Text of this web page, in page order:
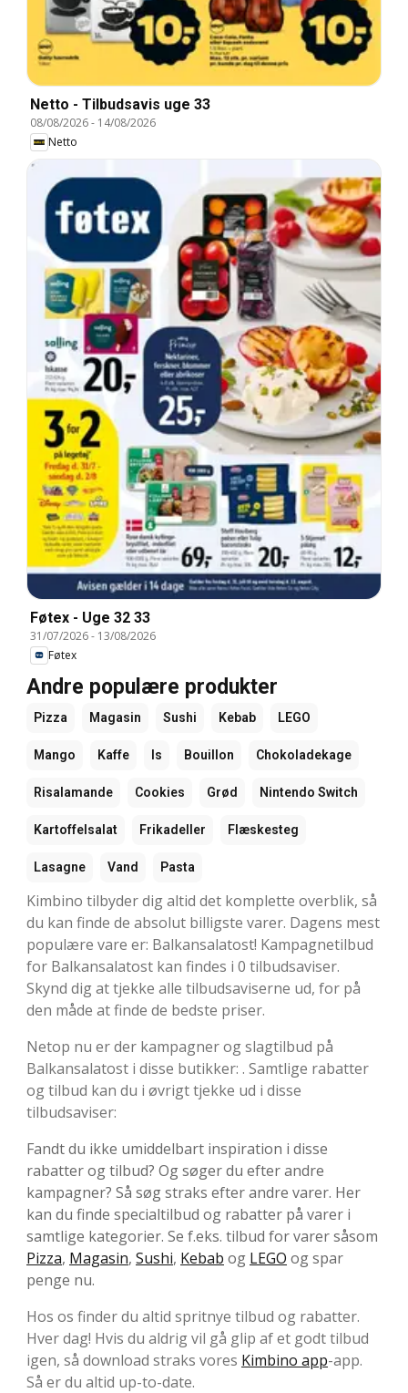
Netto - Tilbudsavis uge 33
08/08/2026- 14/08/2026
Netto
Føtex - Uge 32 33
31/07/2026- 13/08/2026
Føtex
Andre populære produkter
Pizza Magasin Sushi Kebab LEGO
Mango Kaffe Is Bouillon Chokoladekage
Risalamande Cookies Grød Nintendo Switch
Kartoffelsalat Frikadeller Flæskesteg
Lasagne Vand Pasta
Kimbino tilbyder dig altid det komplette overblik, så
du kan finde de absolut billigste varer. Dagens mest
populære vare er: Balkansalatost! Kampagnetilbud
for Balkansalatost kan findes i 0 tilbudsaviser.
Skynd dig at tjekke alle tilbudsaviserne ud, for på
den måde at finde de bedste priser.
Netop nu er der kampagner og slagtilbud på
Balkansalatost i disse butikker: . Samtlige rabatter
og tilbud kan du i øvrigt tjekke ud i disse
tilbudsaviser:
Fandt du ikke umiddelbart inspiration i disse
rabatter og tilbud? Og søger du efter andre
kampagner? Så søg straks efter andre varer. Her
kan du finde specialtilbud og rabatter på varer i
samtlige kategorier. Se f.eks. tilbud for varer såsom
Pizza, Magasin, Sushi, Kebab og LEGO og spar
penge nu.
Hos os finder du altid spritnye tilbud og rabatter.
Hver dag! Hvis du aldrig vil gå glip af et godt tilbud
igen, så download straks vores Kimbino app-app.
Så er du altid up-to-date.